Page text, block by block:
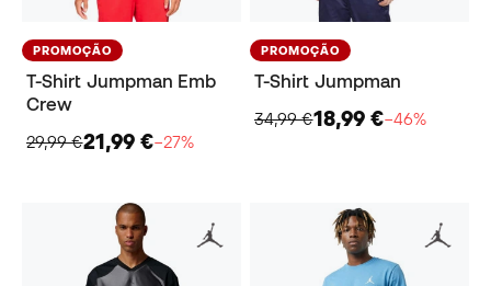
PROMOÇÃO
T-Shirt Jumpman Emb
Crew
29,99 €21,99 €−27%
PROMOÇÃO
T-Shirt Jumpman
34,99 €18,99 €−46%